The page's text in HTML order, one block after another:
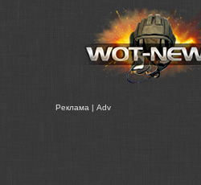
Реклама | Adv